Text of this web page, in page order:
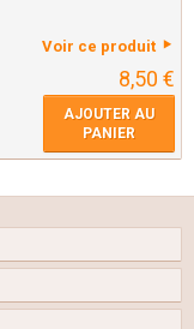
Voir ce produit
8,50 €
AJOUTER AU
PANIER